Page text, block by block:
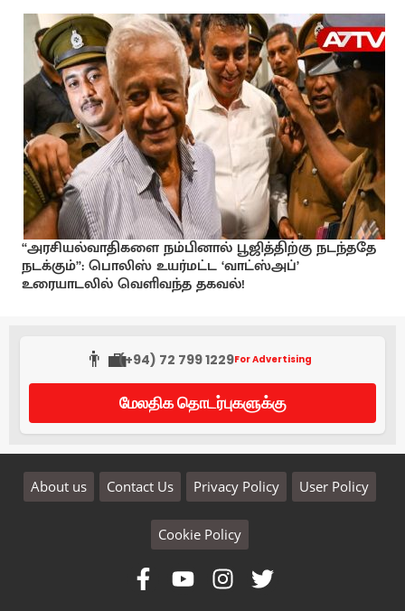
“அரசியல்வாதிகளை நம்பினால் பூஜித்திற்கு நடந்ததே
நடக்கும்”: பொலிஸ் உயர்மட்ட ‘வாட்ஸ்அப்’
உரையாடலில் வெளிவந்த தகவல்!
👨‍💼(+94) 72 799 1229For Advertising
மேலதிக தொடர்புகளுக்கு
About us Contact Us Privacy Policy User Policy
Cookie Policy